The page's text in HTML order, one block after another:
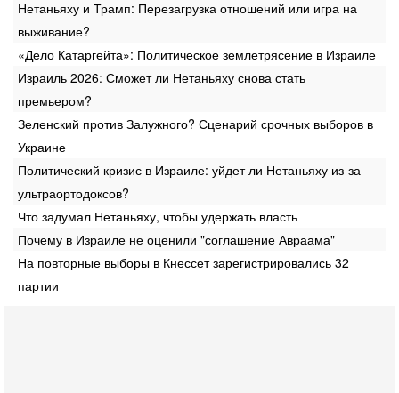
Нетаньяху и Трамп: Перезагрузка отношений или игра на
выживание?
«Дело Катаргейта»: Политическое землетрясение в Израиле
Израиль 2026: Сможет ли Нетаньяху снова стать
премьером?
Зеленский против Залужного? Сценарий срочных выборов в
Украине
Политический кризис в Израиле: уйдет ли Нетаньяху из-за
ультраортодоксов?
Что задумал Нетаньяху, чтобы удержать власть
Почему в Израиле не оценили "соглашение Авраама"
На повторные выборы в Кнессет зарегистрировались 32
партии